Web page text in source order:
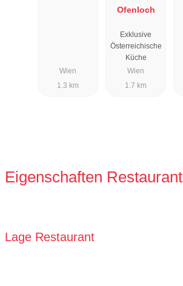
Wien
1.3 km
Ofenloch
Exklusive
Österreichische
Küche
Wien
1.7 km
Eigenschaften Restaurant
Lage Restaurant